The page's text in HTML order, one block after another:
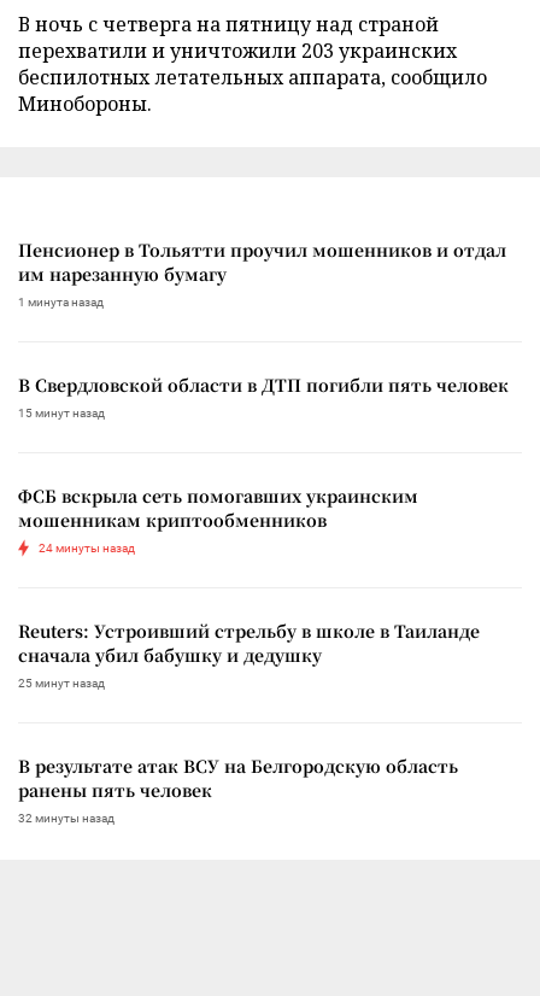
В ночь с четверга на пятницу над страной
перехватили и уничтожили 203 украинских
беспилотных летательных аппарата, сообщило
Минобороны.
Пенсионер в Тольятти проучил мошенников и отдал
им нарезанную бумагу
1 минута назад
В Свердловской области в ДТП погибли пять человек
15 минут назад
ФСБ вскрыла сеть помогавших украинским
мошенникам криптообменников
24 минуты назад
Reuters: Устроивший стрельбу в школе в Таиланде
сначала убил бабушку и дедушку
25 минут назад
В результате атак ВСУ на Белгородскую область
ранены пять человек
32 минуты назад